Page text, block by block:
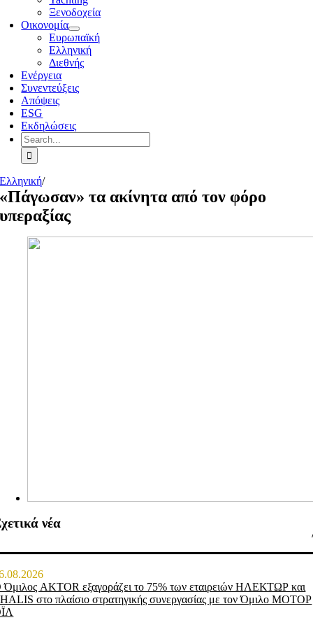
Ξενοδοχεία
Οικονομία
Ευρωπαϊκή
Ελληνική
Διεθνής
Ενέργεια
Συνεντεύξεις
Απόψεις
ESG
Εκδηλώσεις
Search
for:
Ελληνική/
«Πάγωσαν» τα ακίνητα από τον φόρο
υπεραξίας
νέα
AKTOR εξαγοράζει το 75% των εταιρειών ΗΛΕΚΤΩΡ και
στο πλαίσιο στρατηγικής συνεργασίας με τον Όμιλο ΜΟΤΟΡ